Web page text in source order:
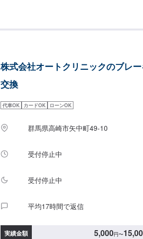
期について-----納期は通常1時間程度で納車と
は前後する場合がございます。予めご了承く
て-----無料の代車をご用意しています。お車の
-ご来店時の注意、受付方法-----入庫の際はお
い。受付はスタッフへ「メンテモで予約しま
間：9:00~19:00※日曜日のみ9:00~18:00
株式会社オートクリニックのブレ
交換
代車OK カードOK ローンOK
群馬県高崎市矢中町49-10
受付停止中
受付停止中
平均17時間で返信
実績金額 5,000円〜